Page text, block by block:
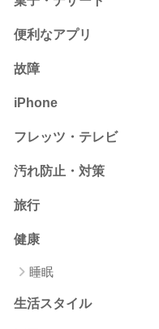
便利なアプリ
故障
iPhone
フレッツ・テレビ
汚れ防止・対策
旅行
健康
睡眠
生活スタイル